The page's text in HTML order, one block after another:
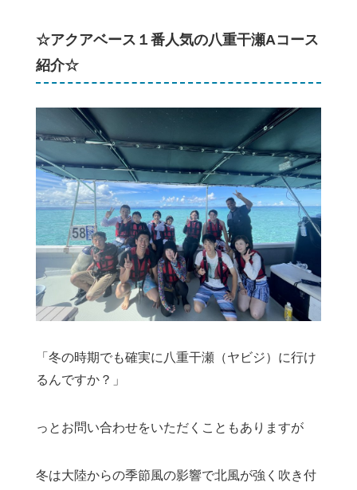
☆アクアベース１番人気の八重干瀬Aコース
紹介☆
「冬の時期でも確実に八重干瀬（ヤビジ）に行け
るんですか？」
っとお問い合わせをいただくこともありますが
冬は大陸からの季節風の影響で北風が強く吹き付